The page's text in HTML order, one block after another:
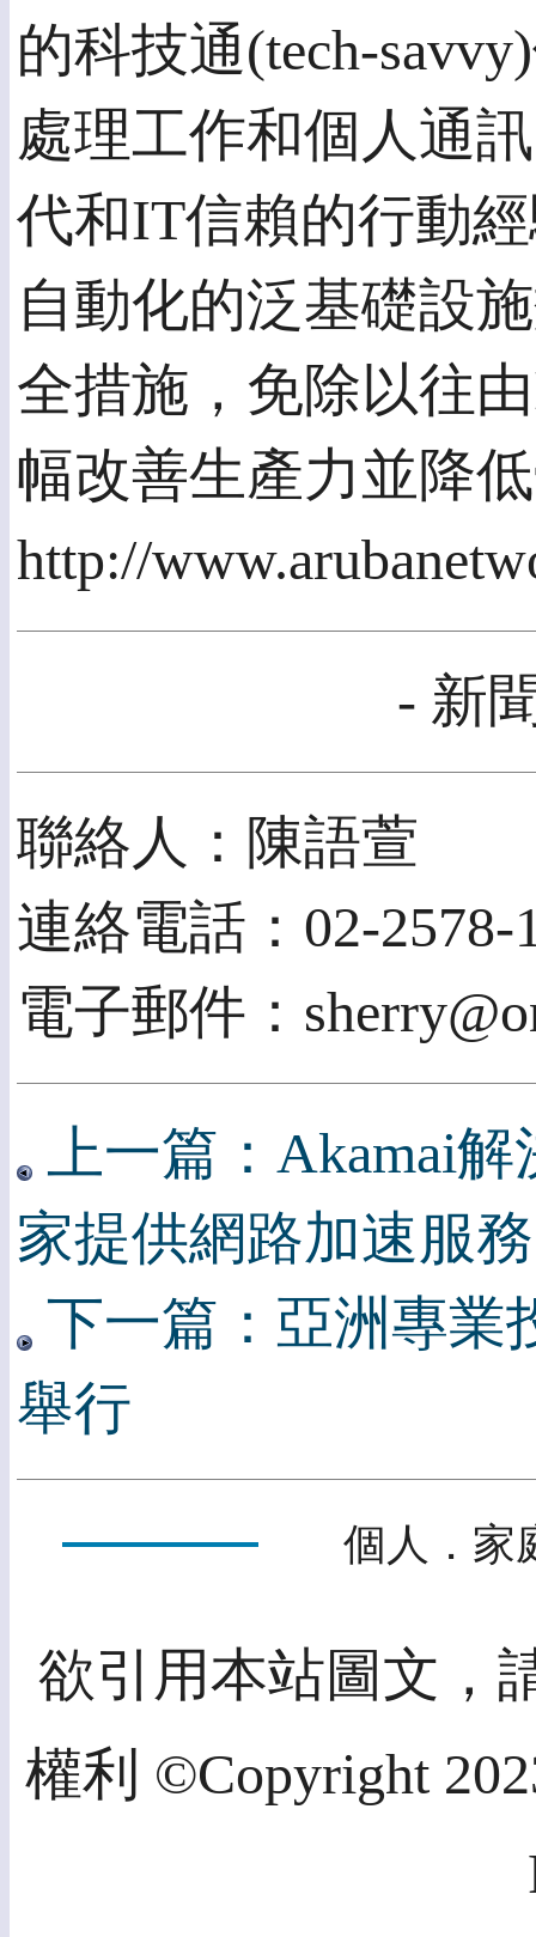
的科技通(tech-
處理工作和個人通
代和IT信賴的行動
自動化的泛基礎設
全措施，免除以往
幅改善生產力並降
http://
- 新
聯絡人：陳語萱
連絡電話：02-2578-
電子郵件：
上一篇：Akamai
家提供網路加速服務
下一篇：亞洲專業
舉行
個人．家
欲引用本站圖文，
權利 ©Copyright